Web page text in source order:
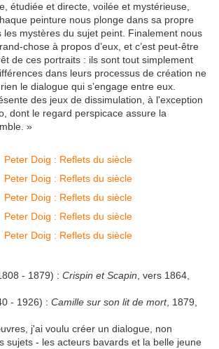
étudiée et directe, voilée et mystérieuse,
peinture nous plonge dans sa propre
les mystères du sujet peint. Finalement nous
chose à propos d’eux, et c’est peut-être
de ces portraits : ils sont tout simplement
dans leurs processus de création ne
le dialogue qui s’engage entre eux.
des jeux de dissimulation, à l'exception
dont le regard perspicace assure la
»
- 1879) : Crispin et Scapin , vers 1864,
- 1926) : Camille sur son lit de mort, 1879,
j'ai voulu créer un dialogue, non
sujets - les acteurs bavards et la belle jeune